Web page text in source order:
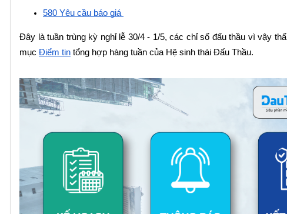
580 Yêu cầu báo giá
Đây là tuần trùng kỳ nghỉ lễ 30/4 - 1/5, các chỉ số đấu thầu vì vậy
mục Điểm tin tổng hợp hàng tuần của Hệ sinh thái Đấu Thầu.